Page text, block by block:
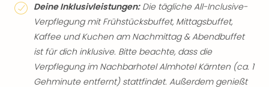
Deine Inklusivleistungen:Die tägliche All-Inclusive-
Verpflegung mit Frühstücksbuffet, Mittagsbuffet,
Kaffee und Kuchen am Nachmittag & Abendbuffet
ist für dich inklusive. Bitte beachte, dass die
Verpflegung im Nachbarhotel Almhotel Kärnten (ca. 1
Gehminute entfernt) stattfindet. Außerdem genießt